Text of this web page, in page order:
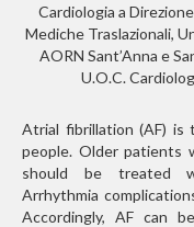
Cardiologia a
Mediche Traslazionali,
AORN Sant’Anna e
U.O.C.
Atrial fibrillation (AF) is
people. Older patients
should be treated
Arrhythmia
Accordingly, AF can